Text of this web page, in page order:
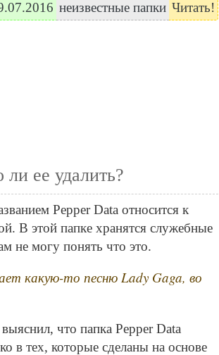
Читать!
неизвестные папки
ее удалить?
Pepper Data относится к
В этой папке хранятся служебные
не могу понять что это.
какую-то песню Lady Gaga, во
что папка Pepper Data
в тех, которые сделаны на основе